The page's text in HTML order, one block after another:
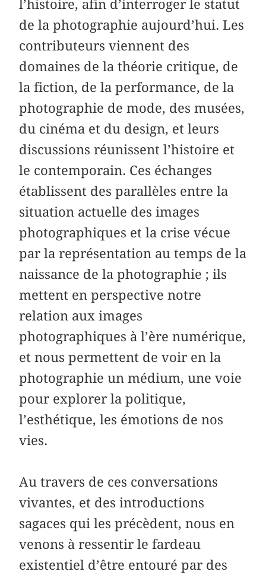
l’histoire, afin d’interroger le statut
de la photographie aujourd’hui. Les
contributeurs viennent des
domaines de la théorie critique, de
la fiction, de la performance, de la
photographie de mode, des musées,
du cinéma et du design, et leurs
discussions réunissent l’histoire et
le contemporain. Ces échanges
établissent des parallèles entre la
situation actuelle des images
photographiques et la crise vécue
par la représentation au temps de la
naissance de la photographie ; ils
mettent en perspective notre
relation aux images
photographiques à l’ère numérique,
et nous permettent de voir en la
photographie un médium, une voie
pour explorer la politique,
l’esthétique, les émotions de nos
vies.
Au travers de ces conversations
vivantes, et des introductions
sagaces qui les précèdent, nous en
venons à ressentir le fardeau
existentiel d’être entouré par des